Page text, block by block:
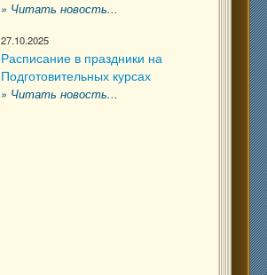
» Читать новость...
27.10.2025
Расписание в праздники на
Подготовительных курсах
» Читать новость...